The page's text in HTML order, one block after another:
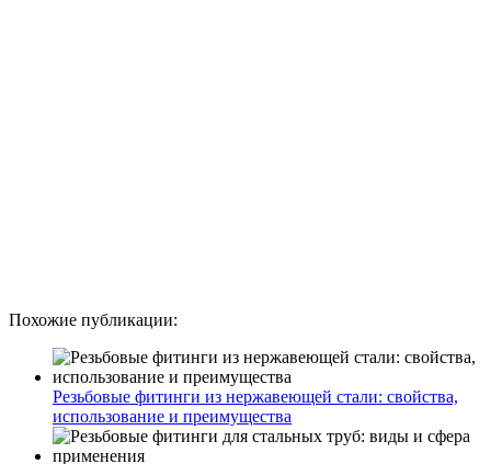
Похожие публикации:
Резьбовые фитинги из нержавеющей стали: свойства,
использование и преимущества